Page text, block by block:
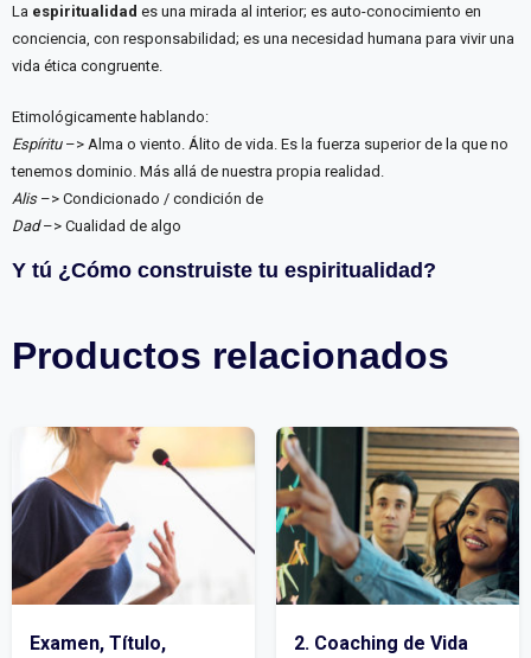
La espiritualidad es una mirada al interior; es auto-conocimiento en
conciencia, con responsabilidad; es una necesidad humana para vivir una
vida ética congruente.
Etimológicamente hablando:
Espíritu–> Alma o viento. Álito de vida. Es la fuerza superior de la que no
tenemos dominio. Más allá de nuestra propia realidad.
Alis–> Condicionado / condición de
Dad–> Cualidad de algo
Y tú ¿Cómo construiste tu espiritualidad?
Productos relacionados
Examen, Título,
2. Coaching de Vida